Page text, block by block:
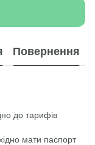
Повернення
до тарифів
мати паспорт